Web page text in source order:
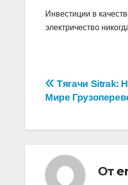
Инвестиции в
электричество
по
записям
Тягачи Sitrak:
Мире
От